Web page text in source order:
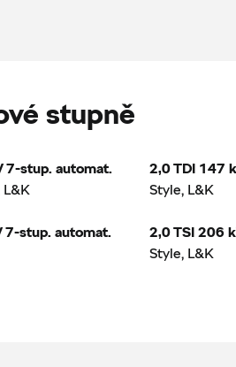
stupně
7-stup. automat.
L&K
2,0 TDI 147
Style, L&K
7-stup. automat. 2,0 TSI 206
Style, L&K